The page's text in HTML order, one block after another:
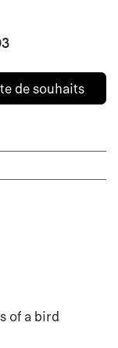
de souhaits
of a bird